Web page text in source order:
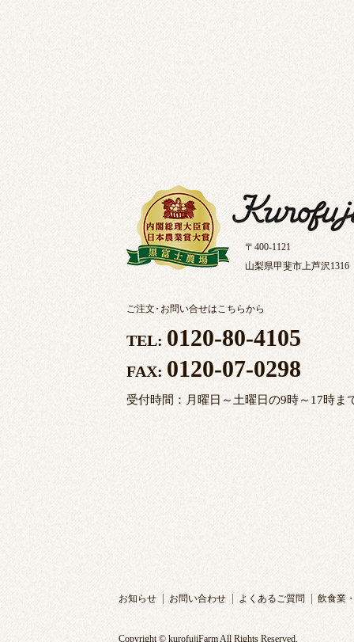
〒400-1121
山梨県甲斐市上芦沢1316
ご注文・お問い合せはこちらから
TEL: 0120-80-4105
FAX: 0120-07-0298
受付時間：月曜日～土曜日の9時～17時ま
お知らせ お問い合わせ よくあるご質問 飲食業
Copyright © kurofujiFarm All Rights Reserved.